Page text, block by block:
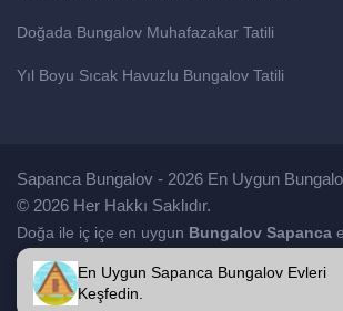
Doğada Bungalov Muhafazakar Tatili
Yıl Boyu Sıcak Havuzlu Bungalov Tatili
Sapanca Bungalov - 2026 En Uygun
© 2026 Her Hakkı Saklıdır.
Doğa ile iç içe en uygun Bungalov Sapanca
mevsim konforu
En Uygun Sapanca Bungalov Evleri
Keşfedin.